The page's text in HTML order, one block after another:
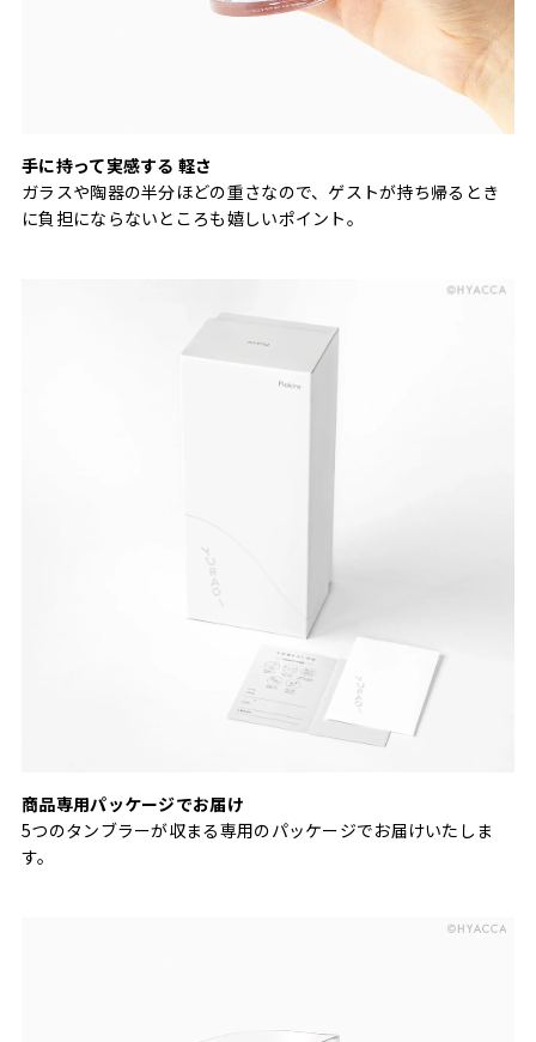
手に持って実感する 軽さ
ガラスや陶器の半分ほどの重さなので、ゲストが持ち帰るとき
に負担にならないところも嬉しいポイント。
商品専用パッケージでお届け
5つのタンブラーが収まる専用のパッケージでお届けいたしま
す。